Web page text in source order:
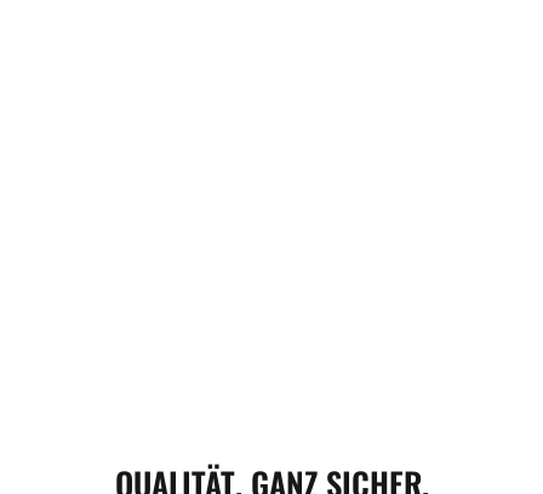
QUALITÄT. GANZ SICHER.